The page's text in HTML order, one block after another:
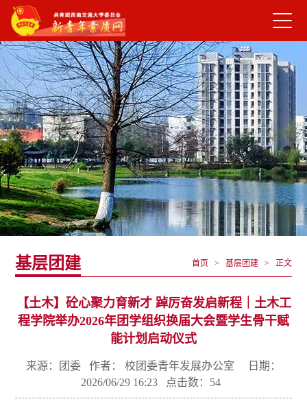
基层团建 首页 > 基层团建 > 正文
【土木】砼心聚力育新才 踔厉奋发启新程｜土木工
程学院举办2026年团学组织换届大会暨学生骨干赋
能计划启动仪式
来源：团委 作者： 校团委青年发展办公室 日期：
2026/06/29 16:23 点击数： 54